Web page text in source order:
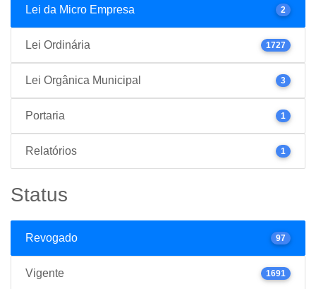
Lei da Micro Empresa 2
Lei Ordinária 1727
Lei Orgânica Municipal 3
Portaria 1
Relatórios 1
Status
Revogado 97
Vigente 1691